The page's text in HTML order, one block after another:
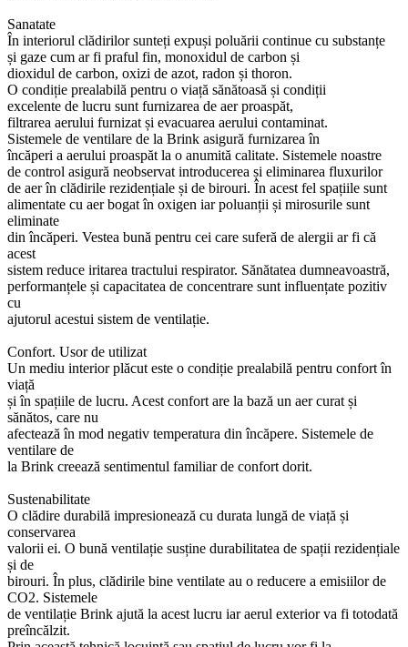
Sanatate
În interiorul clădirilor sunteți expuși poluării continue cu substanțe
și gaze cum ar fi praful fin, monoxidul de carbon și
dioxidul de carbon, oxizi de azot, radon și thoron.
O condiție prealabilă pentru o viață sănătoasă și condiții
excelente de lucru sunt furnizarea de aer proaspăt,
filtrarea aerului furnizat și evacuarea aerului contaminat.
Sistemele de ventilare de la Brink asigură furnizarea în
încăperi a aerului proaspăt la o anumită calitate. Sistemele noastre
de control asigură neobservat introducerea și eliminarea fluxurilor
de aer în clădirile rezidențiale și de birouri. În acest fel spațiile sunt
alimentate cu aer bogat în oxigen iar poluanții și mirosurile sunt
eliminate
din încăperi. Vestea bună pentru cei care suferă de alergii ar fi că
acest
sistem reduce iritarea tractului respirator. Sănătatea dumneavoastră,
performanțele și capacitatea de concentrare sunt influențate pozitiv
cu
ajutorul acestui sistem de ventilație.
Confort. Usor de utilizat
Un mediu interior plăcut este o condiție prealabilă pentru confort în
viață
și în spațiile de lucru. Acest confort are la bază un aer curat și
sănătos, care nu
afectează în mod negativ temperatura din încăpere. Sistemele de
ventilare de
la Brink creează sentimentul familiar de confort dorit.
Sustenabilitate
O clădire durabilă impresionează cu durata lungă de viață și
conservarea
valorii ei. O bună ventilație susține durabilitatea de spații rezidențiale
și de
birouri. În plus, clădirile bine ventilate au o reducere a emisiilor de
CO2. Sistemele
de ventilație Brink ajută la acest lucru iar aerul exterior va fi totodată
preîncălzit.